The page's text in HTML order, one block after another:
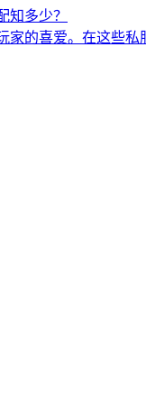
知多少？
家的喜爱。在这些